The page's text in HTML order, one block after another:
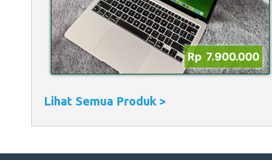
Rp 7.900.000
Lihat Semua Produk >